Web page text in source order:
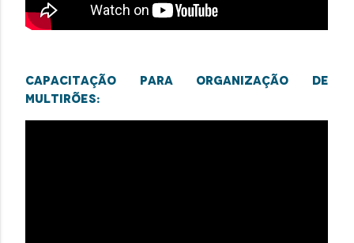
Capacitação para organização de
multirões: